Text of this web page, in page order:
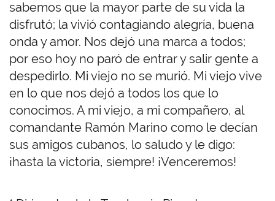
sabemos que la mayor parte de su vida la
disfrutó; la vivió contagiando alegría, buena
onda y amor. Nos dejó una marca a todos;
por eso hoy no paró de entrar y salir gente a
despedirlo. Mi viejo no se murió. Mi viejo vive
en lo que nos dejó a todos los que lo
conocimos. A mi viejo, a mi compañero, al
comandante Ramón Marino como le decían
sus amigos cubanos, lo saludo y le digo:
¡hasta la victoria, siempre! ¡Venceremos!